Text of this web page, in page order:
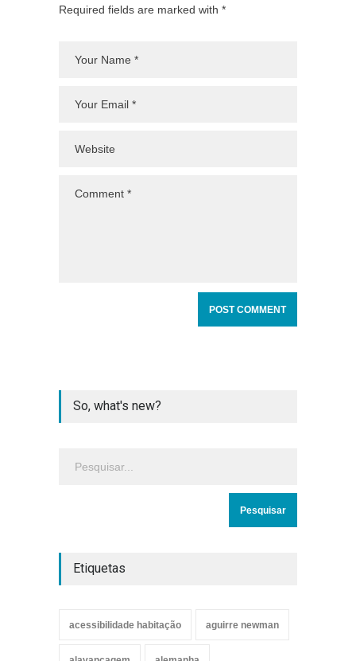
Required fields are marked with *
So, what's new?
Etiquetas
acessibilidade habitação aguirre newman